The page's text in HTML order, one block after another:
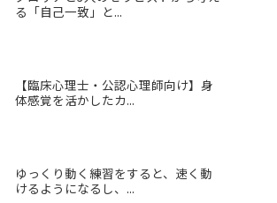
る「自己一致」と...
【臨床心理士・公認心理師向け】身
体感覚を活かしたカ...
ゆっくり動く練習をすると、速く動
けるようになるし、...